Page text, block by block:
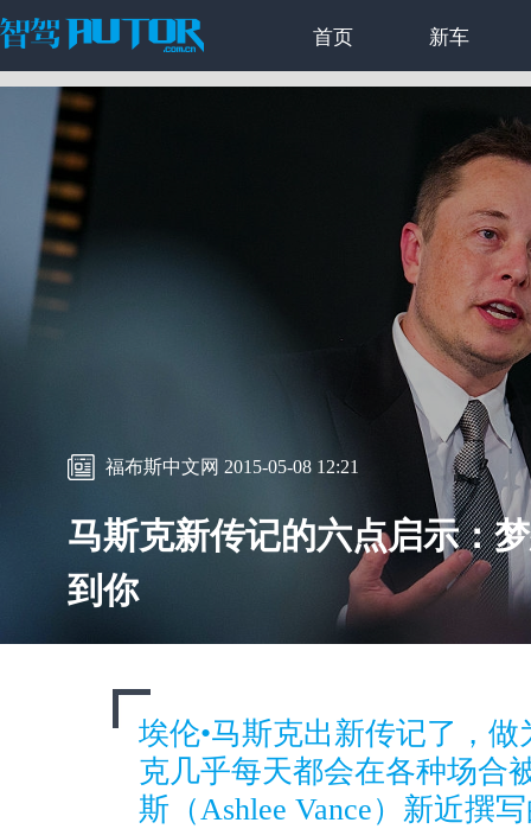
首页 新车
福布斯中文网 2015-05-08 12:21
马斯克新传记的六点启示：
到你
埃伦•马斯克出新传记了，
克几乎每天都会在各种场合
斯（Ashlee Vance）新近撰